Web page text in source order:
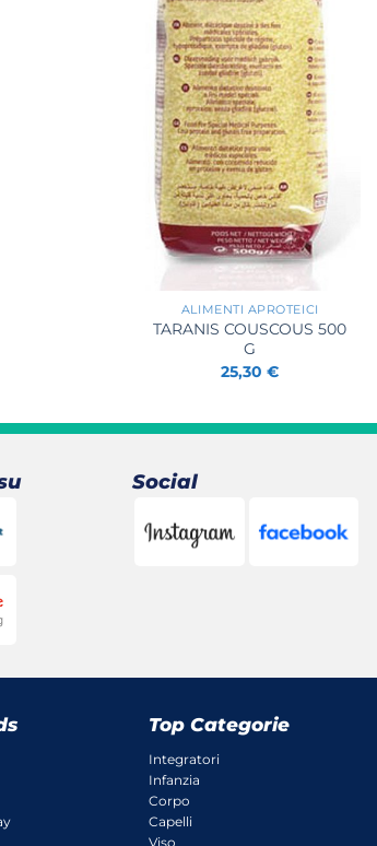
ALIMENTI APROTEICI
TARANIS COUSCOUS 500
G
25,30€
Social
Top Categorie
Integratori
Infanzia
Corpo
Capelli
Viso